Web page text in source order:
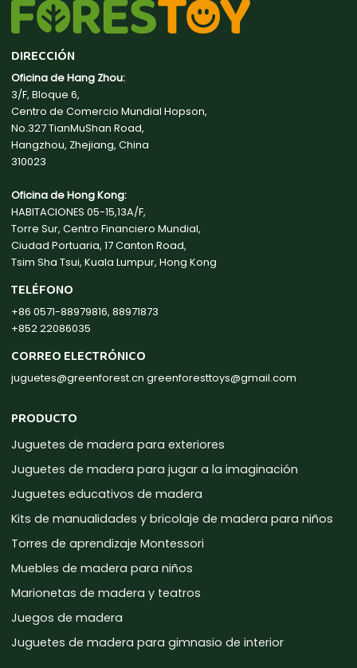
DIRECCIÓN
Oficina de Hang Zhou:
3/F, Bloque 6,
Centro de Comercio Mundial Hopson,
No.327 TianMuShan Road,
Hangzhou, Zhejiang, China
310023
Oficina de Hong Kong:
HABITACIONES 05-15,13A/F,
Torre Sur, Centro Financiero Mundial,
Ciudad Portuaria, 17 Canton Road,
Tsim Sha Tsui, Kuala Lumpur, Hong Kong
TELÉFONO
+86 0571-88979816, 88971873
+852 22086035
CORREO ELECTRÓNICO
juguetes@greenforest.cn greenforesttoys@gmail.com
PRODUCTO
Juguetes de madera para exteriores
Juguetes de madera para jugar a la imaginación
Juguetes educativos de madera
Kits de manualidades y bricolaje de madera para niños
Torres de aprendizaje Montessori
Muebles de madera para niños
Marionetas de madera y teatros
Juegos de madera
Juguetes de madera para gimnasio de interior